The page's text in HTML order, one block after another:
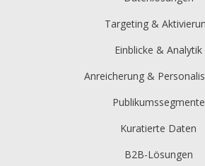
Targeting &
Einblicke & Analytik
Anreicherung &
Publikumssegmente
Kuratierte Daten
B2B-Lösungen